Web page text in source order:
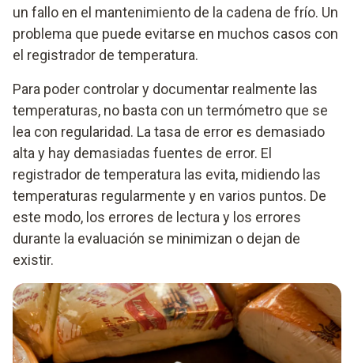
un fallo en el mantenimiento de la cadena de frío. Un
problema que puede evitarse en muchos casos con
el registrador de temperatura.
Para poder controlar y documentar realmente las
temperaturas, no basta con un termómetro que se
lea con regularidad. La tasa de error es demasiado
alta y hay demasiadas fuentes de error. El
registrador de temperatura las evita, midiendo las
temperaturas regularmente y en varios puntos. De
este modo, los errores de lectura y los errores
durante la evaluación se minimizan o dejan de
existir.